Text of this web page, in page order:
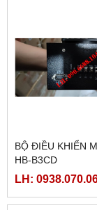
BỘ ĐIỀU KHIỂN
HB-B3CD
LH: